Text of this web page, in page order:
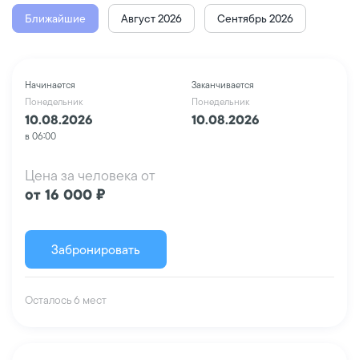
Ближайшие Август 2026 Сентябрь 2026
Начинается
Понедельник
10.08.2026
в 06:00
Заканчивается
Понедельник
10.08.2026
Цена за человека от
от 16 000 ₽
Забронировать
Осталось 6 мест